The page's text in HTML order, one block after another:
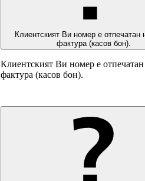
Клиентският Ви номер е отпечатан
фактура (касов бон).
Клиентският Ви номер е отпечатан
фактура (касов бон).